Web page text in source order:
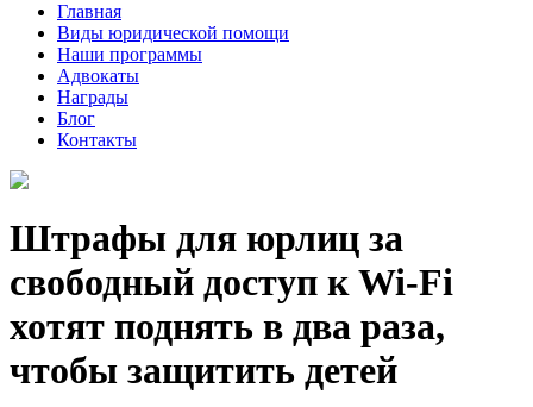
Главная
Виды юридической помощи
Наши программы
Адвокаты
Награды
Блог
Контакты
Штрафы для юрлиц за
свободный доступ к Wi-Fi
хотят поднять в два раза,
чтобы защитить детей